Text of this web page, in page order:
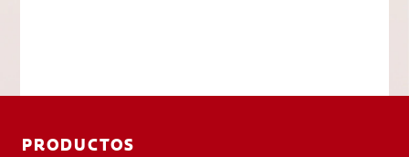
PRODUCTOS